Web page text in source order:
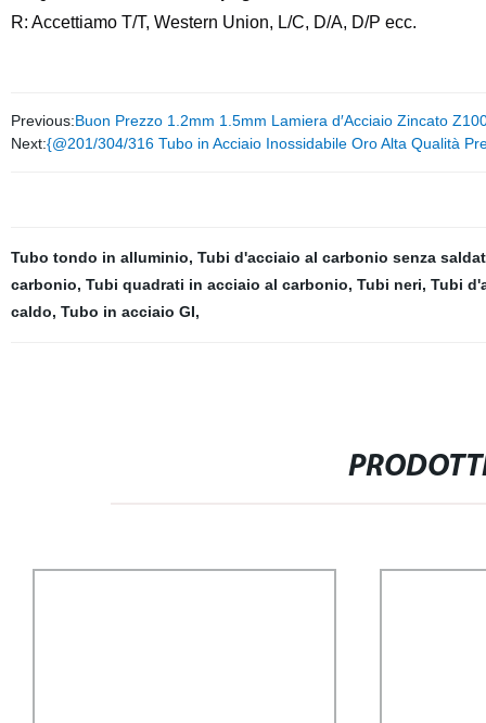
R: Accettiamo T/T, Western Union, L/C, D/A, D/P ecc.
Previous:Buon Prezzo 1.2mm 1.5mm Lamiera d′Acciaio Zincato
Next:{@201/304/316 Tubo in Acciaio Inossidabile Oro Alta Qualità
Tubo tondo in alluminio, Tubi d'acciaio al carbonio senza
carbonio, Tubi quadrati in acciaio al carbonio, Tubi neri, Tubi
caldo, Tubo in acciaio GI,